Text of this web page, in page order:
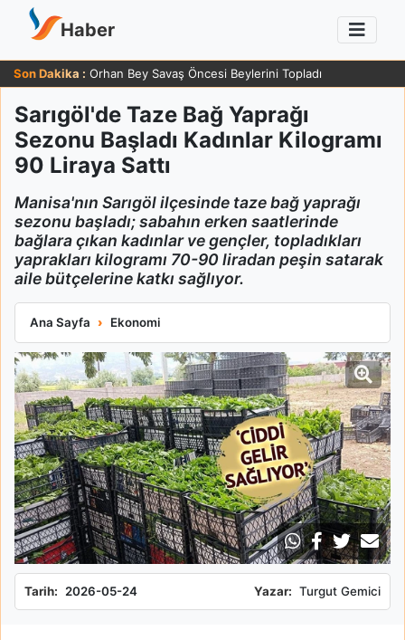
Haber
Son Dakika : Orhan Bey Savaş Öncesi Beylerini Topladı
Sarıgöl'de Taze Bağ Yaprağı
Sezonu Başladı Kadınlar Kilogramı
90 Liraya Sattı
Manisa'nın Sarıgöl ilçesinde taze bağ yaprağı
sezonu başladı; sabahın erken saatlerinde
bağlara çıkan kadınlar ve gençler, topladıkları
yaprakları kilogramı 70-90 liradan peşin satarak
aile bütçelerine katkı sağlıyor.
Ana Sayfa Ekonomi
Sarıgöl'de Taze Bağ Yaprağı Sezonu Başladı Kadınlar
Tarih: 2026-05-24 Yazar: Turgut Gemici